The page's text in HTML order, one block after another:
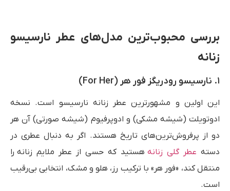
بررسی محبوب‌ترین مدل‌های عطر نارسیسو
زنانه
۱. نارسیسو رودریگز فور هر (For Her)
این اولین و مشهورترین عطر زنانه نارسیسو است. نسخه
ادوتویلت (شیشه مشکی) و ادوپرفیوم (شیشه صورتی) آن هر
دو از پرفروش‌ترین‌های تاریخ هستند. اگر به دنبال عطری در
دسته عطر گلی زنانه هستید که حسی از عطر ملایم زنانه را
منتقل کند، «فور هر» با ترکیب رز، هلو و مشک، انتخابی بی‌رقیب
است.